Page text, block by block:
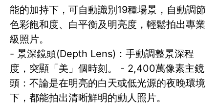
能的加持下，可自動識別19種場景，自動調節
色彩飽和度、白平衡及明亮度，輕鬆拍出專業
級照片。
- 景深鏡頭(Depth Lens)：手動調整景深程
度，突顯「美」個時刻。 - 2,400萬像素主鏡
頭：不論是在明亮的白天或低光源的夜晚環境
下，都能拍出清晰鮮明的動人照片。